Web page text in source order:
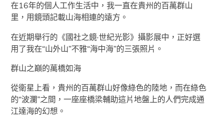
在16年的個人工作生活中，我一直在貴州的百萬群山
里，用鏡頭記載山海相連的遠方。
在近期舉行的《國社之鏡·世紀光影》攝影展中，正好選
用了我在“山外山”不雅“海中海”的三張照片。
群山之巔的萬橋如海
從衛星上看，貴州的百萬群山好像綠色的陸地，而在綠色
的“波瀾”之間，一座座橋梁輔助這片地盤上的人們完成通
江達海的幻想。